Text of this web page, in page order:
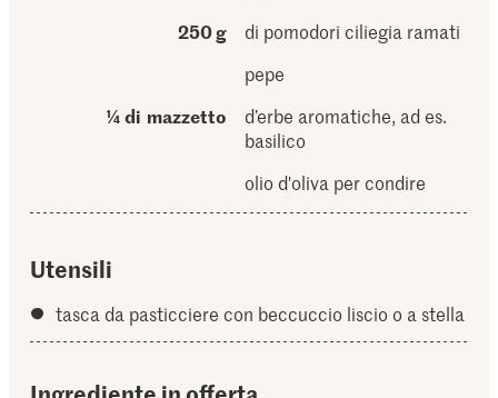
250 g
di pomodori ciliegia ramati
pepe
¼ di mazzetto
d’erbe aromatiche, ad es.
basilico
olio d'oliva per condire
Utensili
tasca da pasticciere con beccuccio liscio o a stella